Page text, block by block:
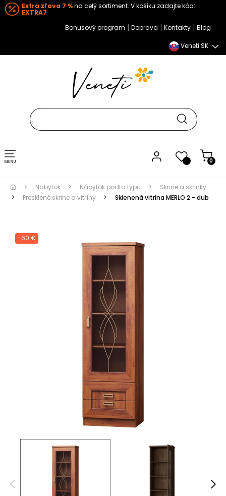
Extra zľava 7 %na celý sortiment. V košíku zadajte kód:
EXTRA7
Bonusový program | Doprava | Kontakty | Blog
Veneti SK
0
Toggle navigation
Nábytok Nábytok podľa typu
Skrine a skrinky
Presklené skrine a vitríny
Sklenená vitrína MERLO 2 - dub
-60 €